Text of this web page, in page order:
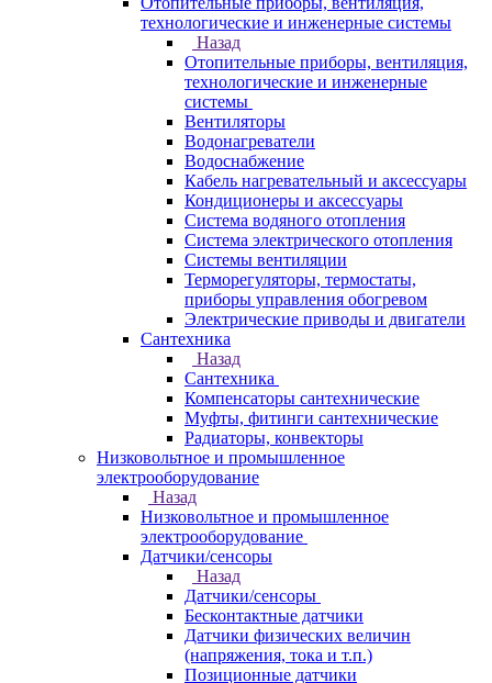
технологические и инженерные системы
Назад
Отопительные приборы, вентиляция,
технологические и инженерные
системы
Вентиляторы
Водонагреватели
Водоснабжение
Кабель нагревательный и аксессуары
Кондиционеры и аксессуары
Система водяного отопления
Система электрического отопления
Системы вентиляции
Терморегуляторы, термостаты,
приборы управления обогревом
Электрические приводы и двигатели
Сантехника
Назад
Сантехника
Компенсаторы сантехнические
Муфты, фитинги сантехнические
Радиаторы, конвекторы
Низковольтное и промышленное
электрооборудование
Назад
Низковольтное и промышленное
электрооборудование
Датчики/сенсоры
Назад
Датчики/сенсоры
Бесконтактные датчики
Датчики физических величин
(напряжения, тока и т.п.)
Позиционные датчики